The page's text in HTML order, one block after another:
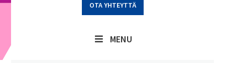
OTA YHTEYTTÄ
MENU